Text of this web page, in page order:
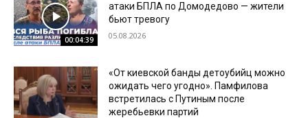
00:04:39
атаки БПЛА по Домодедово — жители
бьют тревогу
05.08.2026
«От киевской банды детоубийц можно
ожидать чего угодно». Памфилова
встретилась с Путиным после
жеребьевки партий